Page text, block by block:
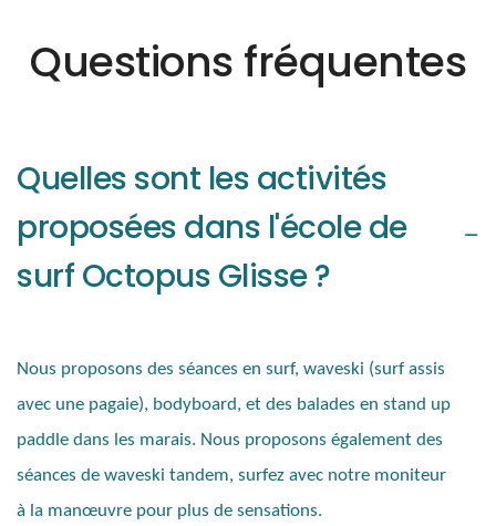
Questions fréquentes
Quelles sont les activités
proposées dans l'école de
surf Octopus Glisse ?
Nous proposons des séances en surf, waveski (surf assis
avec une pagaie), bodyboard, et des balades en stand up
paddle dans les marais. Nous proposons également des
séances de waveski tandem, surfez avec notre moniteur
à la manœuvre pour plus de sensations.